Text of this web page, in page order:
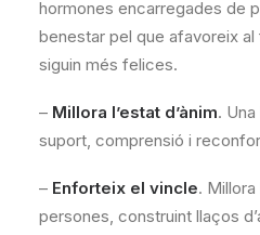
hormones encarregades de
benestar pel que afavoreix
siguin més felices.
– Millora l’estat d’ànim.
suport, comprensió i
– Enforteix el vincle.
persones, construint llaços